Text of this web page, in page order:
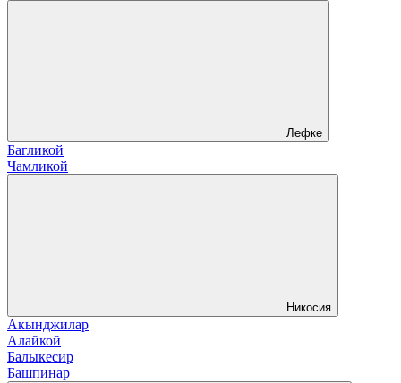
Лефке
Багликой
Чамликой
Никосия
Акынджилар
Алайкой
Балыкесир
Башпинар